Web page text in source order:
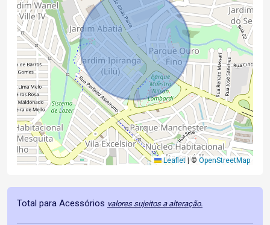
Leaflet © OpenStreetMap
Total para Acessórios valores sujeitos a alteração.